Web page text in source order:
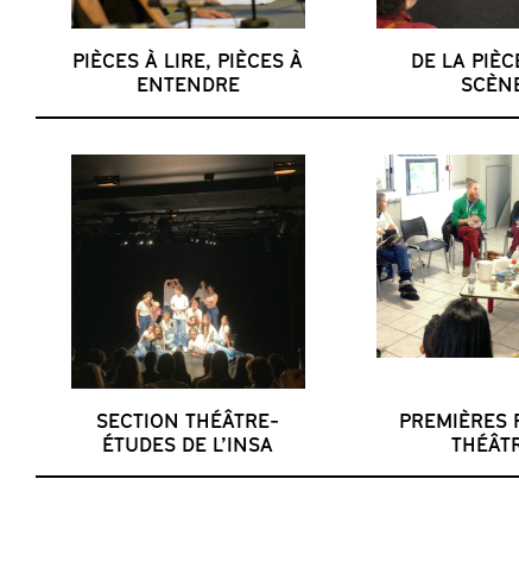
PIÈCES À LIRE, PIÈCES À
ENTENDRE
DE LA
SECTION THÉÂTRE-
ÉTUDES DE L’INSA
PREMIÈRES